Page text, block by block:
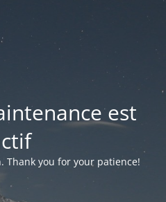
est
Thank you for your patience!